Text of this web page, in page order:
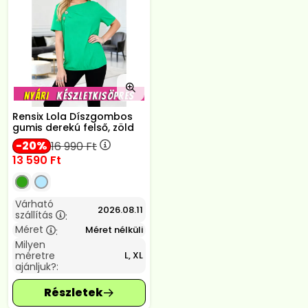
Rensix Lola Díszgombos
gumis derekú felső, zöld
20 16 990Ft
13 590 Ft
Várható
szállítás
: 2026.08.11
Méret : Méret nélküli
Milyen
méretre
ajánljuk?:
L, XL